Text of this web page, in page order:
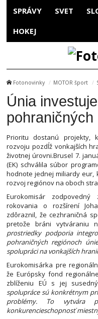
SPRÁVY SVET
HOKEJ
Fotonovinky MOTOR šport
Únia
pohraničných
Prioritu dostanú projekty,
rozvoju pozdĺž vonkajších
životnej úrovni.Brusel 7.
(EK) schválila súbor
hodnote jednej miliardy eur,
rozvoj regiónov na oboch
Eurokomisár
rokovania o rozšírení
zdôraznil, že cezhraničná
pretože bráni vytváraniu
prostriedky podporia
pohraničných regiónoch
spolupráci na vonkajších
Eurokomisárka pre
že Európsky fond
zblíženiu EÚ s jej
spolupráce sú konkrétnym
problémy. To vytvára
konkurencieschopnosť